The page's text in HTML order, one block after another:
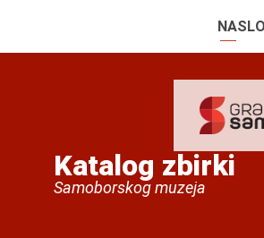
Katalog zbirki
Samoborskog muzeja